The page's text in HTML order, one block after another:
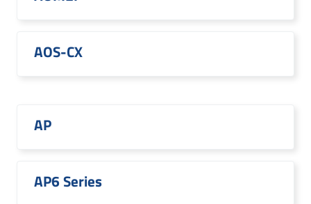
AOS-CX
AP
AP6 Series